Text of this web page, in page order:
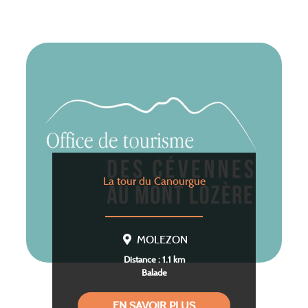
La tour du Canourgue
MOLEZON
Distance : 1.1 km
Balade